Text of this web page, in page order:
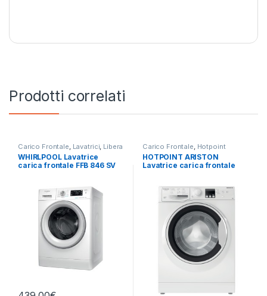
Prodotti correlati
Carico Frontale Lavatrici Libera
Installazione Whirlpool
WHIRLPOOL Lavatrice
carica frontale FFB 846 SV
Carico Frontale Hotpoint
Ariston, Lavatrici ,Libera
Installazione
HOTPOINT ARISTON
Lavatrice carica frontale